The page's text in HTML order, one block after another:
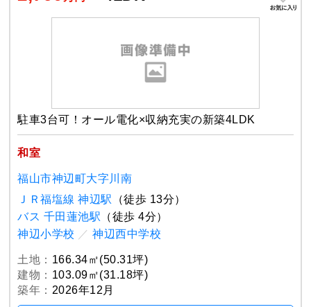
駐車3台可！オール電化×収納充実の新築4LDK
和室
福山市神辺町大字川南
ＪＲ福塩線 神辺駅
（徒歩 13分）
バス 千田蓮池駅 （徒歩 4分）
神辺小学校 ／ 神辺西中学校
土地： 166.34㎡(50.31坪)
建物： 103.09㎡(31.18坪)
築年： 2026年12月